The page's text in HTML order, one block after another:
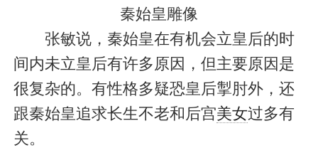
秦始皇雕像
张敏说，秦始皇在有机会立皇后的时
间内未立皇后有许多原因，但主要原因是
很复杂的。有性格多疑恐皇后掣肘外，还
跟秦始皇追求长生不老和后宫美女过多有
关。